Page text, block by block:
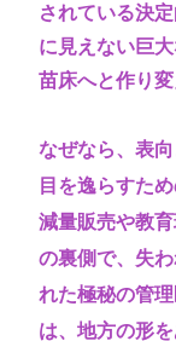
されている決
に見えない巨
苗床へと作り変
なぜなら、表
目を逸らすた
減量販売や教
の裏側で、失
れた極秘の管
は、地方の形